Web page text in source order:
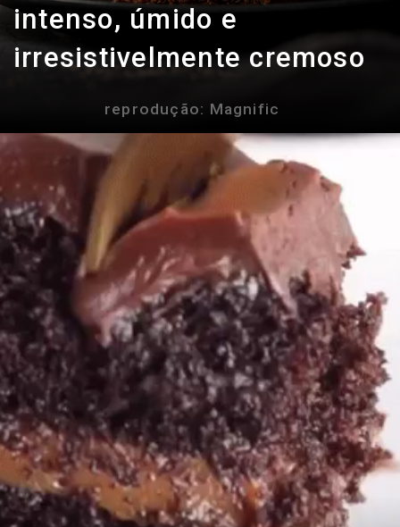
intenso, úmido e
irresistivelmente cremoso
reprodução: Magnific